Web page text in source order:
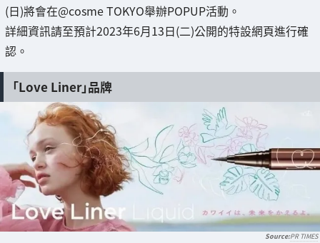
(日)將會在@cosme TOKYO舉辦POPUP活動。
詳細資訊請至預計2023年6月13日(二)公開的特設網頁進行確
認。
「Love Liner」品牌
PR TIMES